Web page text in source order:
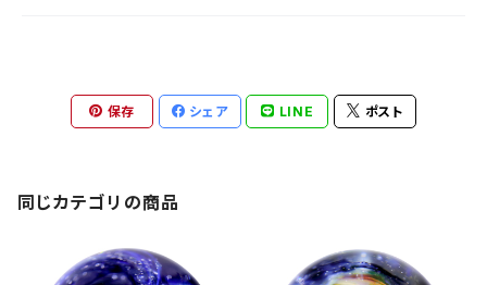
保存 シェア LINE ポスト
同じカテゴリの商品